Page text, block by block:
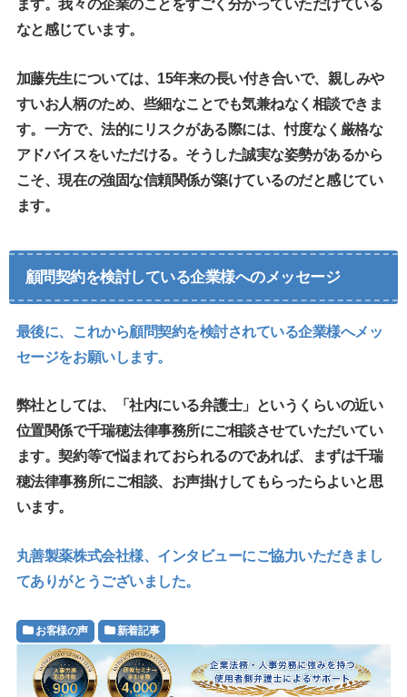
ます。我々の企業のことをすごく分かっていただけている
なと感じています。
加藤先生については、15年来の長い付き合いで、親しみや
すいお人柄のため、些細なことでも気兼ねなく相談できま
す。一方で、法的にリスクがある際には、忖度なく厳格な
アドバイスをいただける。そうした誠実な姿勢があるから
こそ、現在の強固な信頼関係が築けているのだと感じてい
ます。
顧問契約を検討している企業様へのメッセージ
最後に、これから顧問契約を検討されている企業様へメッ
セージをお願いします。
弊社としては、「社内にいる弁護士」というくらいの近い
位置関係で千瑞穂法律事務所にご相談させていただいてい
ます。契約等で悩まれておられるのであれば、まずは千瑞
穂法律事務所にご相談、お声掛けしてもらったらよいと思
います。
丸善製薬株式会社様、インタビューにご協力いただきまし
てありがとうございました。
お客様の声 新着記事